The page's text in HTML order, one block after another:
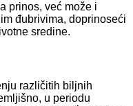
prinos, već može i
đubrivima, doprinoseći
sredine.
različitih biljnih
u periodu